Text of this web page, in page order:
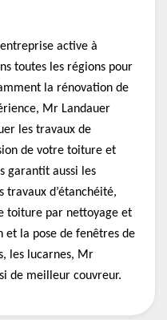
active à
toutes les régions pour
la rénovation de
Mr Landauer
les travaux de
de votre toiture et
garantit aussi les
travaux d’étanchéité,
toiture par nettoyage et
et la pose de fenêtres de
les lucarnes, Mr
de meilleur couvreur.